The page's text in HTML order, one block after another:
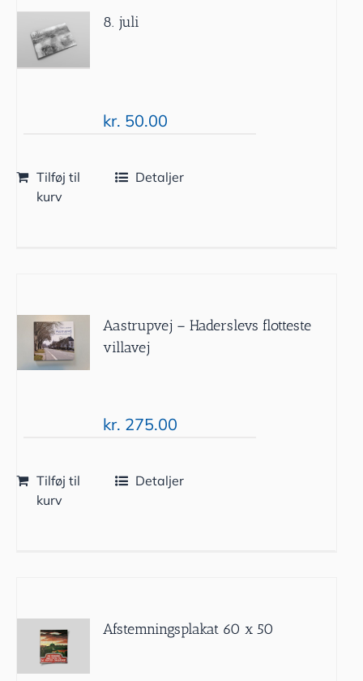
8. juli
kr. 50.00
Tilføj til
kurv
Detaljer
Aastrupvej – Haderslevs flotteste
villavej
kr. 275.00
Tilføj til
kurv
Detaljer
Afstemningsplakat 60 x 50